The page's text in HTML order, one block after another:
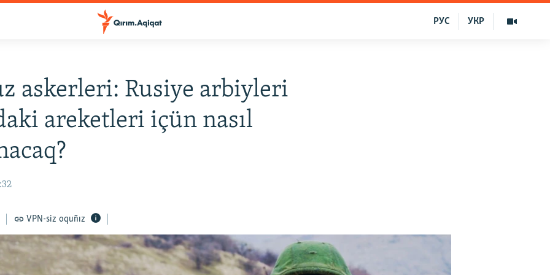
УКР
РУС
askerleri: Rusiye arbiyleri
areketleri içün nasıl
VPN-siz oquñız